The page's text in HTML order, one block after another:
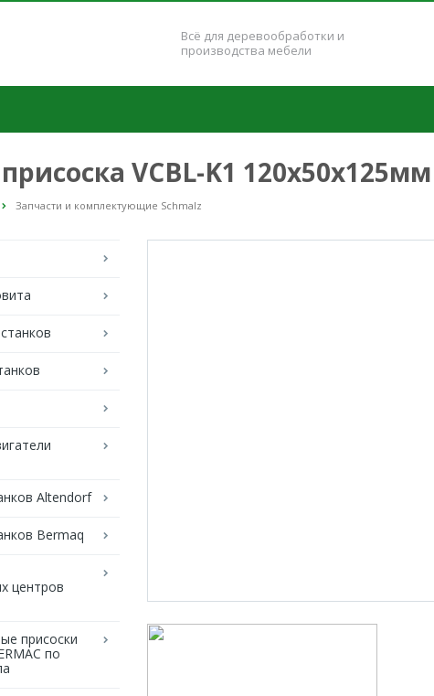
Всё для деревообработки и
производства мебели
VCBL-K1
Запчасти и комплектующие Schmalz
Altendorf
Bermaq
центров
присоски
по